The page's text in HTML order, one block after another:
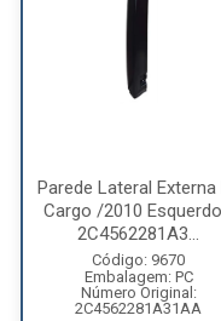
Parede Lateral Externa
Cargo /2010
2C4562281A3...
Código: 9670
Embalagem: PC
Número Original:
2C4562281A31AA